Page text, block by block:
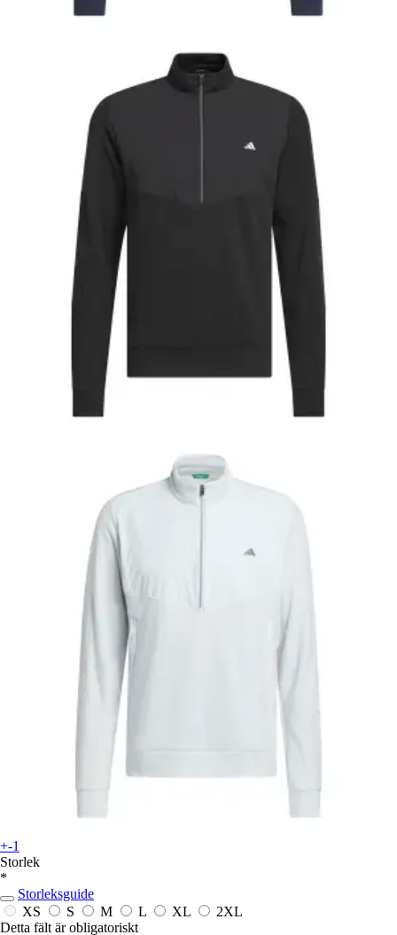
+-1
Storlek
*
Storleksguide
XS
S M L XL
2XL
Detta fält är obligatoriskt